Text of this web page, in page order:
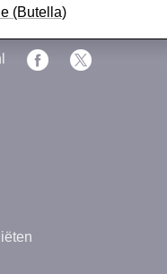
(Butella)